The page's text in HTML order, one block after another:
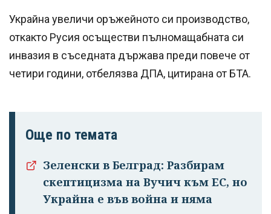
Украйна увеличи оръжейното си производство,
откакто Русия осъществи пълномащабната си
инвазия в съседната държава преди повече от
четири години, отбелязва ДПА, цитирана от БТА.
Още по темата
Зеленски в Белград: Разбирам
скептицизма на Вучич към ЕС, но
Украйна е във война и няма